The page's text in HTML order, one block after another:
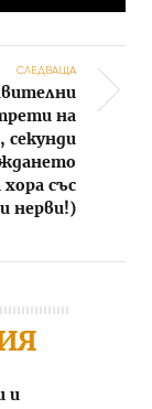
СЛЕДВАЩА
на
секунди
със
нерви!)
и